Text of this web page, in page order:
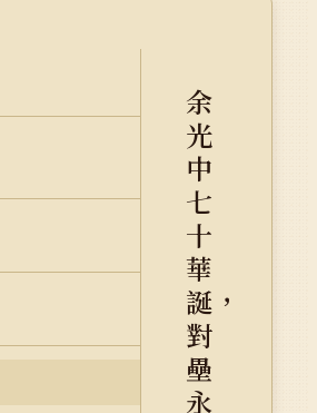
余
光
中
七
十
華
誕，
對
壘
永